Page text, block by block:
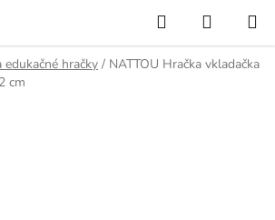
Hľadať
KOŠÍK
edukačné hračky / NATTOU Hračka vkladačka
cm